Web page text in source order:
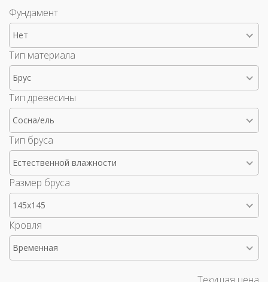
Фундамент
Нет
Тип материала
Брус
Тип древесины
Сосна/ель
Тип бруса
Естественной влажности
Размер бруса
145x145
Кровля
Временная